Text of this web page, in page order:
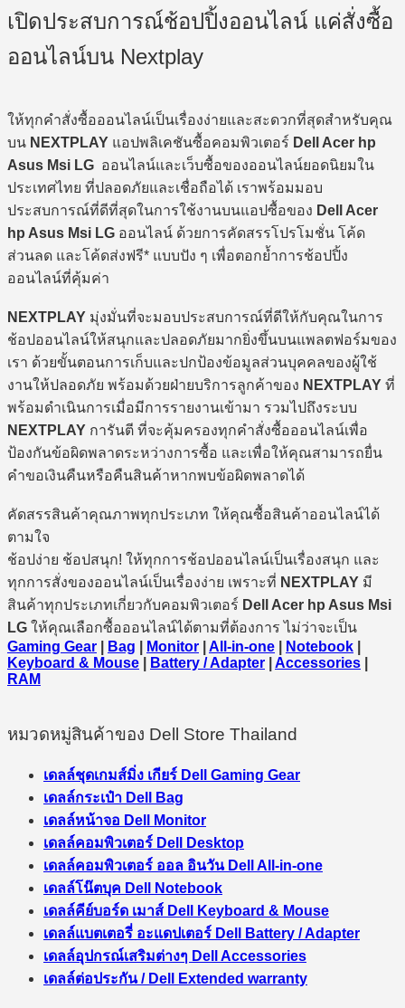
เปิดประสบการณ์ช้อปปิ้งออนไลน์ แค่สั่งซื้อ
ออนไลน์บน Nextplay
ให้ทุกคำสั่งซื้อออนไลน์เป็นเรื่องง่ายและสะดวกที่สุดสำหรับคุณ
บน NEXTPLAY แอปพลิเคชันซื้อคอมพิวเตอร์ Dell Acer hp
Asus Msi LG ออนไลน์และเว็บซื้อของออนไลน์ยอดนิยมใน
ประเทศไทย ที่ปลอดภัยและเชื่อถือได้ เราพร้อมมอบ
ประสบการณ์ที่ดีที่สุดในการใช้งานบนแอปซื้อของ Dell Acer
hp Asus Msi LG ออนไลน์ ด้วยการคัดสรรโปรโมชั่น โค้ด
ส่วนลด และโค้ดส่งฟรี* แบบปัง ๆ เพื่อตอกย้ำการช้อปปิ้ง
ออนไลน์ที่คุ้มค่า
NEXTPLAY มุ่งมั่นที่จะมอบประสบการณ์ที่ดีให้กับคุณในการ
ช้อปออนไลน์ให้สนุกและปลอดภัยมากยิ่งขึ้นบนแพลตฟอร์มของ
เรา ด้วยขั้นตอนการเก็บและปกป้องข้อมูลส่วนบุคคลของผู้ใช้
งานให้ปลอดภัย พร้อมด้วยฝ่ายบริการลูกค้าของ NEXTPLAY ที่
พร้อมดำเนินการเมื่อมีการรายงานเข้ามา รวมไปถึงระบบ
NEXTPLAY การันตี ที่จะคุ้มครองทุกคำสั่งซื้อออนไลน์เพื่อ
ป้องกันข้อผิดพลาดระหว่างการซื้อ และเพื่อให้คุณสามารถยื่น
คำขอเงินคืนหรือคืนสินค้าหากพบข้อผิดพลาดได้
คัดสรรสินค้าคุณภาพทุกประเภท ให้คุณซื้อสินค้าออนไลน์ได้
ตามใจ
ช้อปง่าย ช้อปสนุก! ให้ทุกการช้อปออนไลน์เป็นเรื่องสนุก และ
ทุกการสั่งของออนไลน์เป็นเรื่องง่าย เพราะที่ NEXTPLAY มี
สินค้าทุกประเภทเกี่ยวกับคอมพิวเตอร์ Dell Acer hp Asus Msi
LG ให้คุณเลือกซื้อออนไลน์ได้ตามที่ต้องการ ไม่ว่าจะเป็น
Gaming Gear
Bag Monitor All-in-one Notebook
Keyboard & Mouse
Battery / Adapter Accessories
RAM
หมวดหมู่สินค้าของ Dell Store Thailand
เดลล์ชุดเกมส์มิ่ง เกียร์ Dell Gaming Gear
เดลล์กระเป๋า Dell Bag
เดลล์หน้าจอ Dell Monitor
เดลล์คอมพิวเตอร์ Dell Desktop
เดลล์คอมพิวเตอร์ ออล อินวัน Dell All-in-one
เดลล์โน๊ตบุค Dell Notebook
เดลล์คีย์บอร์ด เมาส์ Dell Keyboard & Mouse
เดลล์แบตเตอรี่ อะแดปเตอร์ Dell Battery / Adapter
เดลล์อุปกรณ์เสริมต่างๆ Dell Accessories
เดลล์ต่อประกัน / Dell Extended warranty